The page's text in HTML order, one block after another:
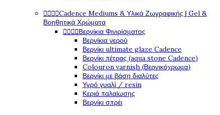
Cadence Mediums & Υλικά Ζωγραφικής | Gel &
Βοηθητικά Χρώματα
Βερνίκια Φινιρίσματος
Βερνίκια νερού
Βερνίκι ultimate glaze Cadence
Βερνίκι πέτρας (aqua stone Cadence)
Colouron varnish (Βερνικόχρωμα)
Βερνίκι με βάση διαλύτες
Υγρό γυαλί / resin
Κεριά παλαίωσης
Βερνίκι σπρέι